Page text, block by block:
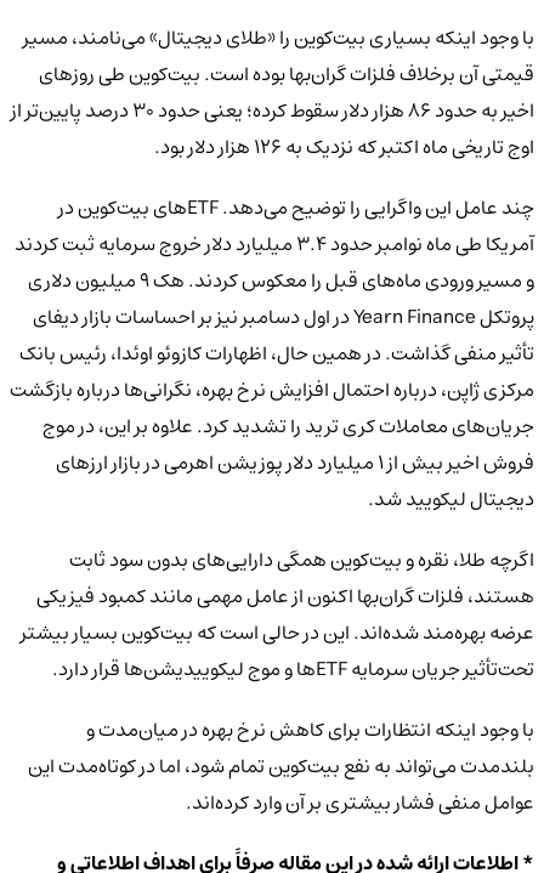
با وجود اینکه بسیاری بیت‌کوین را «طلای دیجیتال» می‌نامند، مسیر
قیمتی آن برخلاف فلزات گران‌بها بوده است. بیت‌کوین طی روزهای
اخیر به حدود ۸۶ هزار دلار سقوط کرده؛ یعنی حدود ۳۰ درصد پایین‌تر از
اوج تاریخی ماه اکتبر که نزدیک به ۱۲۶ هزار دلار بود.
چند عامل این واگرایی را توضیح می‌دهد. ETFهای بیت‌کوین در
آمریکا طی ماه نوامبر حدود ۳.۴ میلیارد دلار خروج سرمایه ثبت کردند
و مسیر ورودی ماه‌های قبل را معکوس کردند. هک ۹ میلیون دلاری
پروتکل Yearn Finance در اول دسامبر نیز بر احساسات بازار دیفای
تأثیر منفی گذاشت. در همین حال، اظهارات کازوئو اوئدا، رئیس بانک
مرکزی ژاپن، درباره احتمال افزایش نرخ بهره، نگرانی‌ها درباره بازگشت
جریان‌های معاملات کری ترید را تشدید کرد. علاوه بر این، در موج
فروش اخیر بیش از ۱ میلیارد دلار پوزیشن اهرمی در بازار ارزهای
دیجیتال لیکویید شد.
اگرچه طلا، نقره و بیت‌کوین همگی دارایی‌های بدون سود ثابت
هستند، فلزات گران‌بها اکنون از عامل مهمی مانند کمبود فیزیکی
عرضه بهره‌مند شده‌اند. این در حالی است که بیت‌کوین بسیار بیشتر
تحت‌تأثیر جریان سرمایه ETFها و موج لیکوییدیشن‌ها قرار دارد.
با وجود اینکه انتظارات برای کاهش نرخ بهره در میان‌مدت و
بلندمدت می‌تواند به نفع بیت‌کوین تمام شود، اما در کوتاه‌مدت این
عوامل منفی فشار بیشتری بر آن وارد کرده‌اند.
* اطلاعات ارائه شده در این مقاله صرفاً برای اهداف اطلاعاتی و